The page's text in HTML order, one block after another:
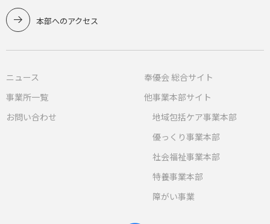
本部へのアクセス
ニュース
事業所一覧
お問い合わせ
奉優会 総合サイト
他事業本部サイト
地域包括ケア事業本部
優っくり事業本部
社会福祉事業本部
特養事業本部
障がい事業